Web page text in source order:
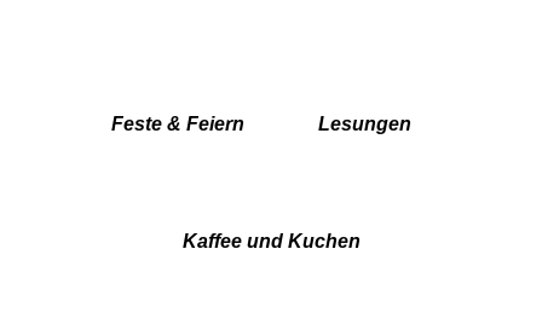
Feste & Feiern Lesungen
Kaffee und Kuchen